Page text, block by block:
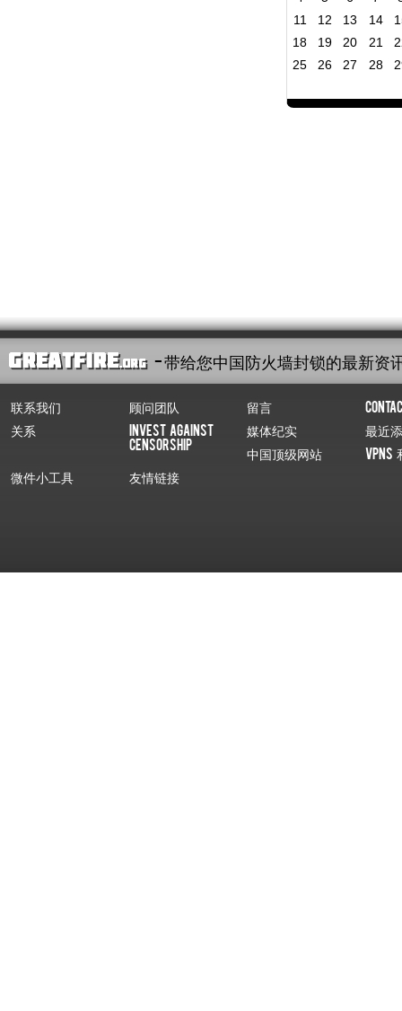
11
12 13 14
18
19 20 21
25
26 27 28
- 带给您中国防火墙封锁的最新资
联系我们 顾问团队 留言
关系
Invest Against
Censorship
媒体纪实
最近
中国顶级网站
VPNs
微件小工具
友情链接